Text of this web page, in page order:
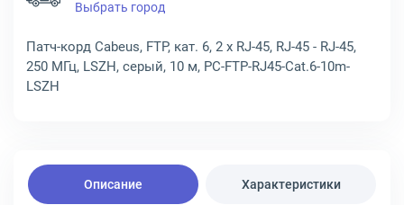
Выбрать город
Патч-корд Cabeus, FTP, кат. 6, 2 x RJ-45, RJ-45 - RJ-45,
250 МГц, LSZH, серый, 10 м, PC-FTP-RJ45-Cat.6-10m-
LSZH
Описание Характеристики